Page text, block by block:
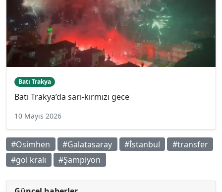
Batı Trakya
Batı Trakya’da sarı-kırmızı gece
10 Mayıs 2026
#Osimhen #Galatasaray #İstanbul
#transfer
#gol kralı
#Şampiyon